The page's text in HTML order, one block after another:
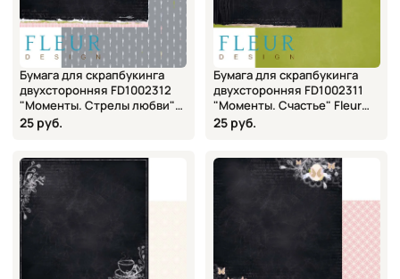
Бумага для скрапбукинга
двухсторонняя FD1002312
"Моменты. Стрелы любви"
Fleur design, 30х30 см
25 руб.
Бумага для скрапбукинга
двухсторонняя FD1002311
"Моменты. Счастье" Fleur
design, 30х30 см
25 руб.